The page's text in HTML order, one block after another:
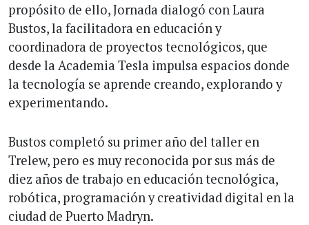
propósito de ello, Jornada dialogó con Laura
Bustos, la facilitadora en educación y
coordinadora de proyectos tecnológicos, que
desde la Academia Tesla impulsa espacios donde
la tecnología se aprende creando, explorando y
experimentando.
Bustos completó su primer año del taller en
Trelew, pero es muy reconocida por sus más de
diez años de trabajo en educación tecnológica,
robótica, programación y creatividad digital en la
ciudad de Puerto Madryn.